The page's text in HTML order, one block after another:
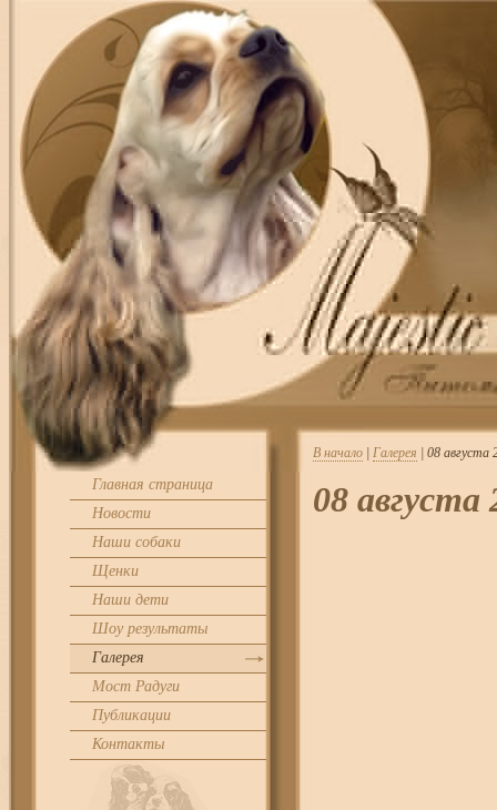
Главная страница
Новости
Наши собаки
Щенки
Наши дети
Шоу результаты
Галерея
Мост Радуги
Публикации
Контакты
В начало Галерея | 08
08